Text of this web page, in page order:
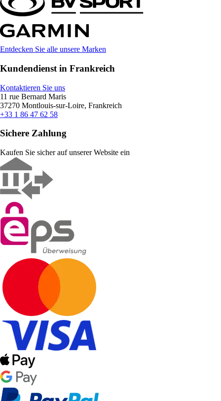
Entdecken Sie alle unsere Marken
Kundendienst in Frankreich
Kontaktieren Sie uns
11 rue Bernard Maris
37270 Montlouis-sur-Loire, Frankreich
+33 1 86 47 62 58
Sichere Zahlung
Kaufen Sie sicher auf unserer Website ein